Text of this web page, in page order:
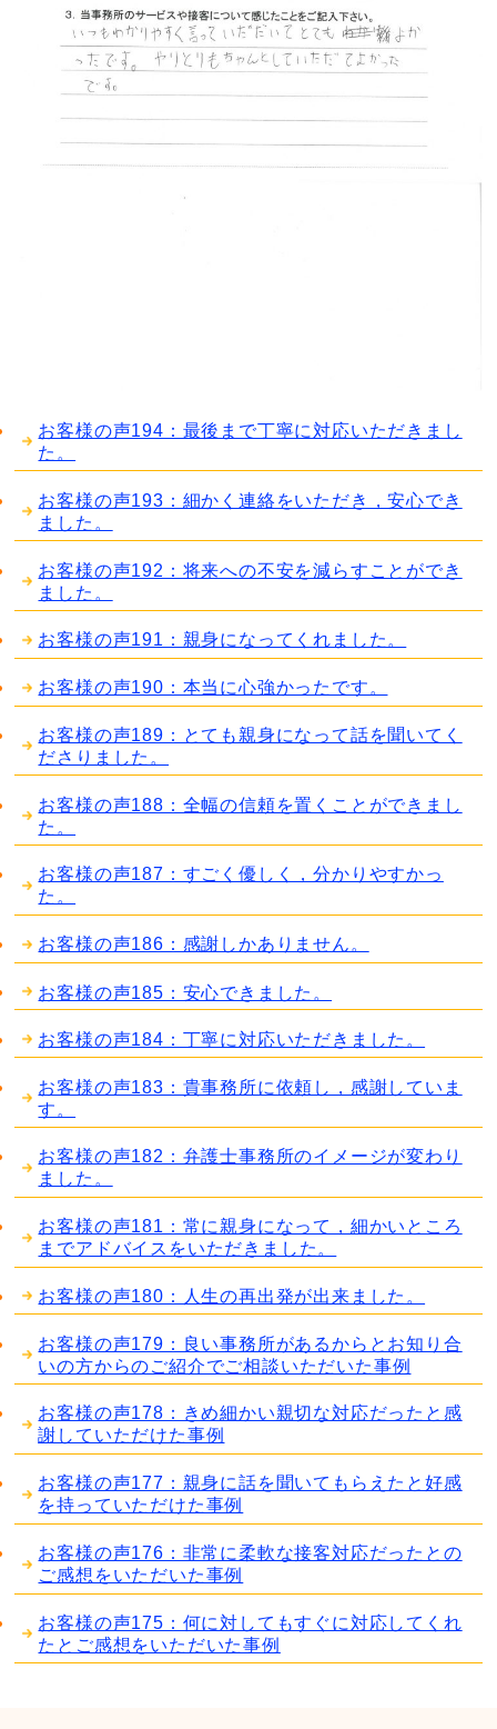
お客様の声194：最後まで丁寧に対応いただきまし
た。
お客様の声193：細かく連絡をいただき，安心でき
ました。
お客様の声192：将来への不安を減らすことができ
ました。
お客様の声191：親身になってくれました。
お客様の声190：本当に心強かったです。
お客様の声189：とても親身になって話を聞いてく
ださりました。
お客様の声188：全幅の信頼を置くことができまし
た。
お客様の声187：すごく優しく，分かりやすかっ
た。
お客様の声186：感謝しかありません。
お客様の声185：安心できました。
お客様の声184：丁寧に対応いただきました。
お客様の声183：貴事務所に依頼し，感謝していま
す。
お客様の声182：弁護士事務所のイメージが変わり
ました。
お客様の声181：常に親身になって，細かいところ
までアドバイスをいただきました。
お客様の声180：人生の再出発が出来ました。
お客様の声179：良い事務所があるからとお知り合
いの方からのご紹介でご相談いただいた事例
お客様の声178：きめ細かい親切な対応だったと感
謝していただけた事例
お客様の声177：親身に話を聞いてもらえたと好感
を持っていただけた事例
お客様の声176：非常に柔軟な接客対応だったとの
ご感想をいただいた事例
お客様の声175：何に対してもすぐに対応してくれ
たとご感想をいただいた事例